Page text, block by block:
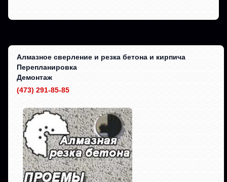
Алмазное сверление и резка бетона и кирпича
Перепланировка
Демонтаж
(473) 291-85-85